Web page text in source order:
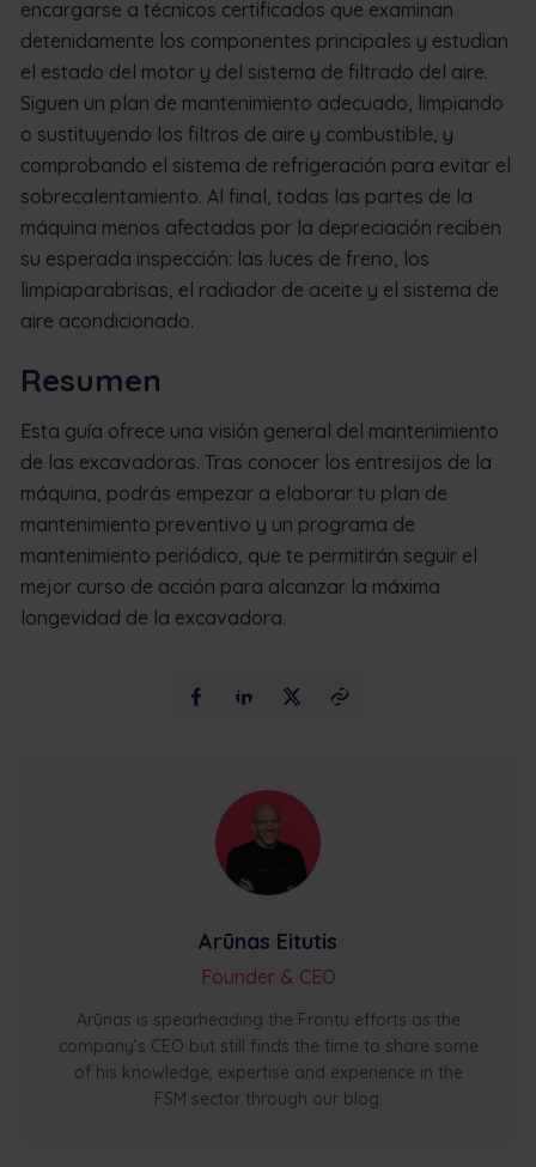
encargarse a técnicos certificados que examinan
detenidamente los componentes principales y estudian
el estado del motor y del sistema de filtrado del aire.
Siguen un plan de mantenimiento adecuado, limpiando
o sustituyendo los filtros de aire y combustible, y
comprobando el sistema de refrigeración para evitar el
sobrecalentamiento. Al final, todas las partes de la
máquina menos afectadas por la depreciación reciben
su esperada inspección: las luces de freno, los
limpiaparabrisas, el radiador de aceite y el sistema de
aire acondicionado.
Resumen
Esta guía ofrece una visión general del mantenimiento
de las excavadoras. Tras conocer los entresijos de la
máquina, podrás empezar a elaborar tu plan de
mantenimiento preventivo y un programa de
mantenimiento periódico, que te permitirán seguir el
mejor curso de acción para alcanzar la máxima
longevidad de la excavadora.
Arūnas Eitutis
Founder & CEO
Arūnas is spearheading the Frontu efforts as the
company’s CEO but still finds the time to share some
of his knowledge, expertise and experience in the
FSM sector through our blog.